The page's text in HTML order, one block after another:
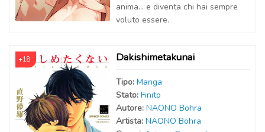
anima... e diventa chi hai sempre
voluto essere.
+18 Dakishimetakunai
Tipo: Manga
Stato: Finito
Autore: NAONO Bohra
Artista: NAONO Bohra